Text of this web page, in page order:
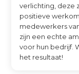
verlichting, deze
positieve
medewerkers
zijn een echte
voor hun bedrijf.
het resultaat!